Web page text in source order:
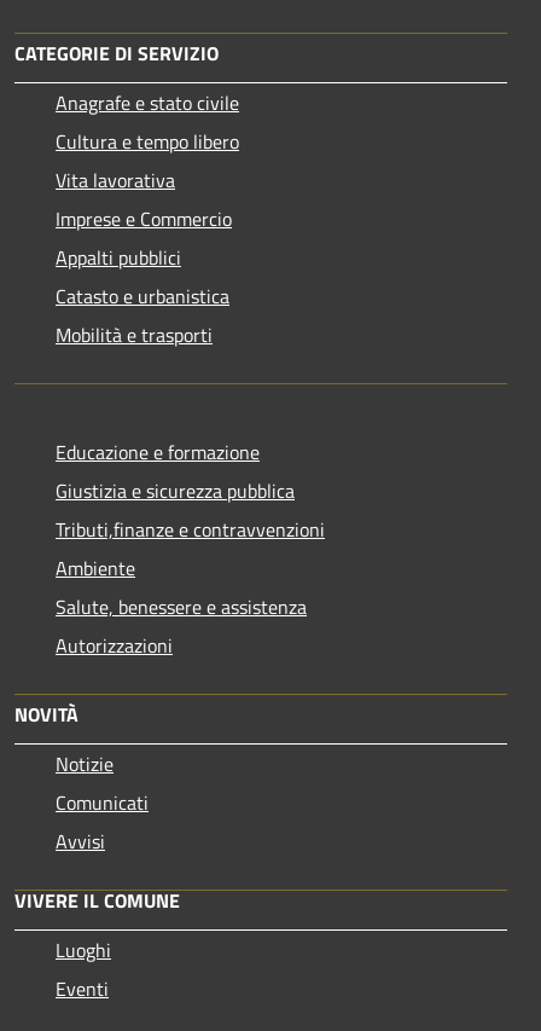
CATEGORIE DI SERVIZIO
Anagrafe e stato civile
Cultura e tempo libero
Vita lavorativa
Imprese e Commercio
Appalti pubblici
Catasto e urbanistica
Mobilità e trasporti
Educazione e formazione
Giustizia e sicurezza pubblica
Tributi,finanze e contravvenzioni
Ambiente
Salute, benessere e assistenza
Autorizzazioni
NOVITÀ
Notizie
Comunicati
Avvisi
VIVERE IL COMUNE
Luoghi
Eventi